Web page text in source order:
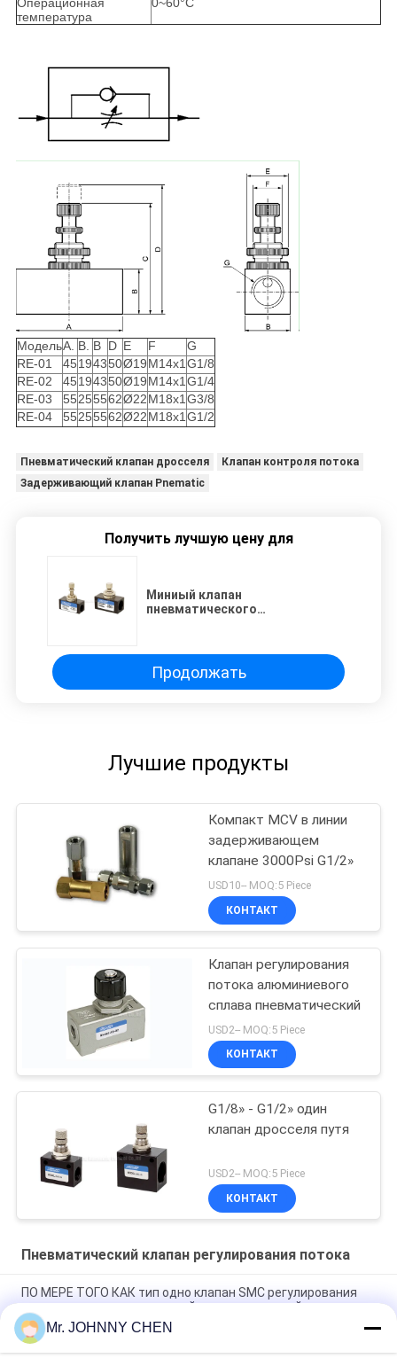
Операционная
температура
0~60°C
МодельА. В. В D Е F
G
RE-01
45194350Ø19M14x1 G1/8
RE-02
45194350Ø19M14x1 G1/4
RE-03
55255562Ø22M18x1 G3/8
RE-04
55255562Ø22M18x1 G1/2
Пневматический клапан дросселя
Клапан контроля потока
Задерживающий клапан Pnematic
Получить лучшую цену для
Миниый клапан
пневматического
Продолжать
Лучшие продукты
Компакт MCV в линии
задерживающем
клапане 3000Psi G1/2»
USD10-- MOQ:5 Piece
КОНТАКТ
Клапан регулирования
потока алюминиевого
сплава пневматический
USD2-- MOQ:5 Piece
КОНТАКТ
G1/8» - G1/2» один
клапан дросселя путя
USD2-- MOQ:5 Piece
КОНТАКТ
Пневматический клапан регулирования потока
ПО МЕРЕ ТОГО КАК тип одно клапан SMC регулирования
потока путя пневматический, задерживающий клапан
дросселя 1670L/min G1/4»
ASC Пневматический клапан регулирования потока G1/2"
Mr. JOHNNY CHEN